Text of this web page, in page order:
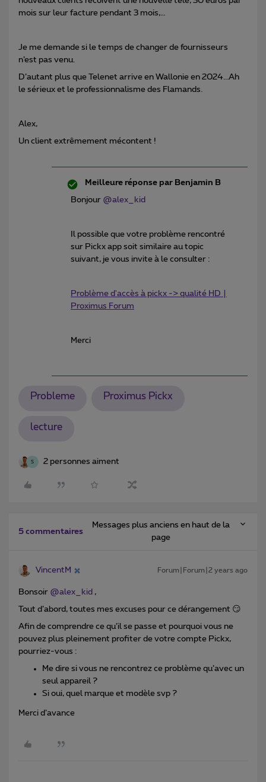
mois sur leur facture pendant 3 mois,…
Je me demande si le temps de changer de fournisseurs
n’est pas venu.
D’autant plus que Telenet arrive en Wallonie en 2024...Ah
le sérieux et le professionnalisme des Flamands.
Alex,
Un client extrêmement mécontent !
Meilleure réponse par Benjamin B
Bonjour @alex_kid
Il possible que votre problème rencontré
sur Pickx app soit similaire au topic
suivant, je vous invite à le consulter :
Problème d'accès à pickx -> qualité HD |
Proximus Forum
Merci
Probleme Proximus Pickx
lecture
S 2 personnes aiment
5 commentaires
Messages plus anciens en haut de la
page
VincentM Forum|Forum|2 years ago
Bonsoir @alex_kid ,
Tout d’abord, toutes mes excuses pour ce dérangement 😏
Afin de comprendre ce qu’il se passe et pourquoi vous ne
pouvez plus pleinement profiter de votre compte Pickx,
pourriez-vous :
Me dire si vous ne rencontrez ce problème qu’avec un
seul appareil ?
Si oui, quel marque et modèle svp ?
Merci d’avance